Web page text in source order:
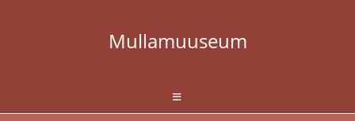
Mullamuuseum